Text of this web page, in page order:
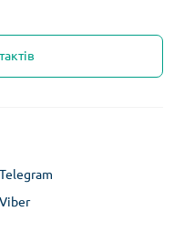
Telegram
Viber